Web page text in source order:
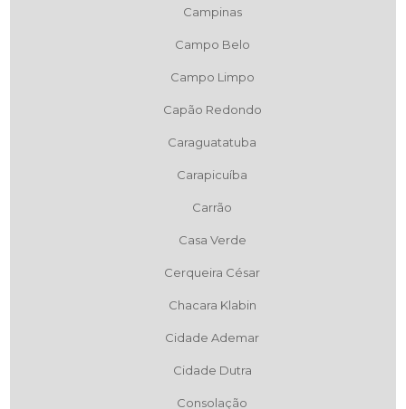
Campinas
Campo Belo
Campo Limpo
Capão Redondo
Caraguatatuba
Carapicuíba
Carrão
Casa Verde
Cerqueira César
Chacara Klabin
Cidade Ademar
Cidade Dutra
Consolação